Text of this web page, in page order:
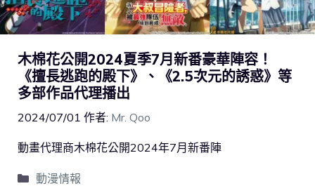
木棉花公開2024夏季7月新番豪華陣容！
《擅長逃跑的殿下》、《2.5次元的誘惑》等
多部作品代理播出
2024/07/01 作者: Mr. Qoo
動畫代理商木棉花公開2024年7月新番陣
動漫情報